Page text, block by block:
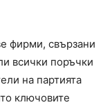
фирми, свързани
всички поръчки
на партията
ключовите